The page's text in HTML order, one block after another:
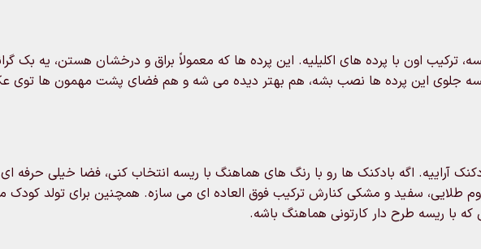
اون با پرده های اکلیلیه. این پرده ها که معمولاً براق و درخشان هستن، یه بک
جلوی این پرده ها نصب بشه، هم بهتر دیده می شه و هم فضای پشت مهمون ها توی
آراییه. اگه بادکنک ها رو با رنگ های هماهنگ با ریسه انتخاب کنی، فضا خیلی حرفه
طلایی، سفید و مشکی کنارش ترکیب فوق العاده ای می سازه. همچنین برای تولد کودک
با ریسه طرح دار کارتونی هماهنگ باشه.